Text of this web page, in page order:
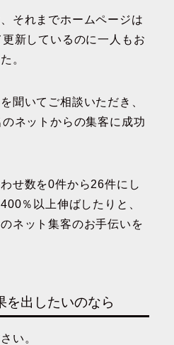
それまでホームページは
新しているのに一人もお
。
聞いてご相談いただき、
ネットからの集客に成功
せ数を0件から26件にし
％以上伸ばしたりと、
ネット集客のお手伝いを
を出したいのなら
い。